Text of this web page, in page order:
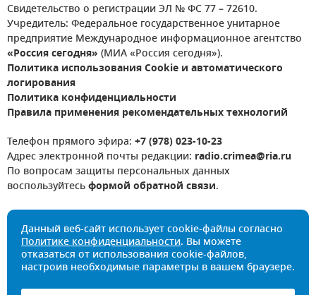
Свидетельство о регистрации ЭЛ № ФС 77 – 72610.
Учредитель: Федеральное государственное унитарное
предприятие Международное информационное агентство
«Россия сегодня» (МИА «Россия сегодня»).
Политика использования Cookie и автоматического
логирования
Политика конфиденциальности
Правила применения рекомендательных технологий
Телефон прямого эфира: +7 (978) 023-10-23
Адрес электронной почты редакции: radio.crimea@ria.ru
По вопросам защиты персональных данных
воспользуйтесьформой обратной связи.
Данный веб-сайт использует cookie-файлы согласно
Политике конфиденциальности. Вы можете
отказаться от использования cookie-файлов,
настроив необходимые параметры в вашем браузере.